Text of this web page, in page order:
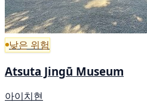
낮은 위험
Atsuta Jingū Museum
아이치현